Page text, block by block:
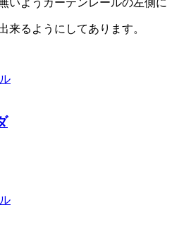
いようカーテンレールの左側に
来るようにしてあります。